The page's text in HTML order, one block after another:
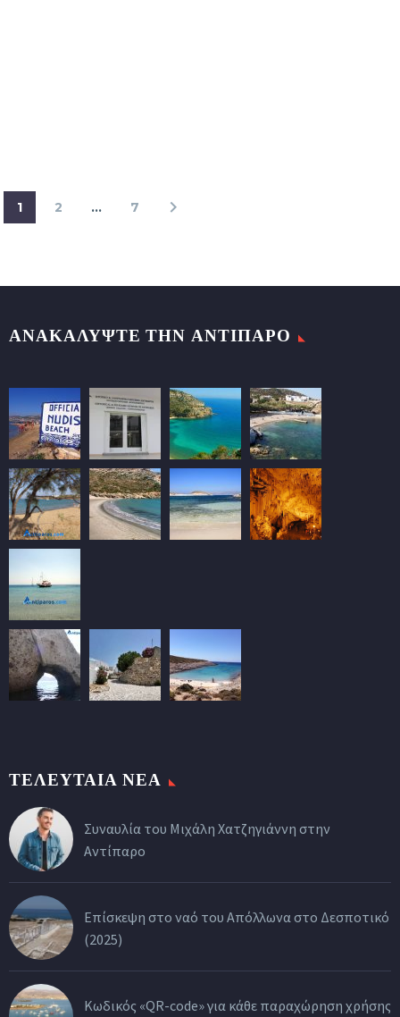
1 2 … 7
ΑΝΑΚΑΛΥΨΤΕ ΤΗΝ ΑΝΤΙΠΑΡΟ
ΤΕΛΕΥΤΑΙΑ ΝΕΑ
Συναυλία του Μιχάλη Χατζηγιάννη στην
Αντίπαρο
Επίσκεψη στο ναό του Απόλλωνα στο Δεσποτικό
(2025)
Κωδικός «QR-code» για κάθε παραχώρηση χρήσης